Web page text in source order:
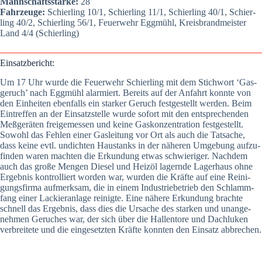
Fahr­zeu­ge: Schier­ling 10/1, Schier­ling 11/1, Schier­ling 40/1, Schier­
ling 40/2, Schier­ling 56/1, Feu­er­wehr Egg­mühl, Kreis­brand­meis­ter
Land 4/4 (Schier­ling)
Ein­satz­be­richt:
Um 17 Uhr wur­de die Feu­er­wehr Schier­ling mit dem Stich­wort ‘Gas­
ge­ruch’ nach Egg­mühl alar­miert. Bereits auf der Anfahrt konn­te von
den Ein­hei­ten eben­falls ein star­ker Geruch fest­ge­stellt wer­den. Beim
Ein­tref­fen an der Ein­satz­stel­le wur­de sofort mit den ent­spre­chen­den
Meß­ge­rä­ten frei­gemes­sen und kei­ne Gas­kon­zen­tra­ti­on fest­ge­stellt.
Sowohl das Feh­len einer Gas­lei­tung vor Ort als auch die Tat­sa­che,
dass kei­ne evtl. undich­ten Haus­tanks in der nähe­ren Umge­bung auf­zu­
fin­den waren mach­ten die Erkun­dung etwas schwie­ri­ger. Nach­dem
auch das gro­ße Men­gen Die­sel und Heiz­öl lagern­de Lager­haus ohne
Ergeb­nis kon­trol­liert wor­den war, wur­den die Kräf­te auf eine Rei­ni­
gungs­fir­ma auf­merk­sam, die in einem Indus­trie­be­trieb den Schlamm­
fang einer Lackier­an­la­ge rei­nig­te. Eine nähe­re Erkun­dung brach­te
schnell das Ergeb­nis, dass dies die Ursa­che des star­ken und unan­ge­
neh­men Geru­ches war, der sich über die Hal­len­to­re und Dach­lu­ken
ver­brei­te­te und die ein­ge­setz­ten Kräf­te konn­ten den Ein­satz abbre­chen.